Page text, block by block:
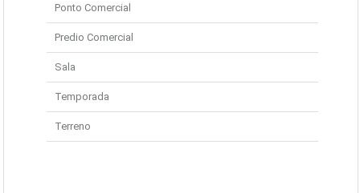
Ponto Comercial
Predio Comercial
Sala
Temporada
Terreno